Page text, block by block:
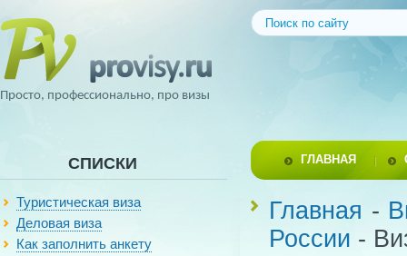
Просто, профессионально, про визы
СПИСКИ
Туристическая виза
Деловая виза
Как заполнить анкету
ГЛАВНАЯ
Главная -
России -